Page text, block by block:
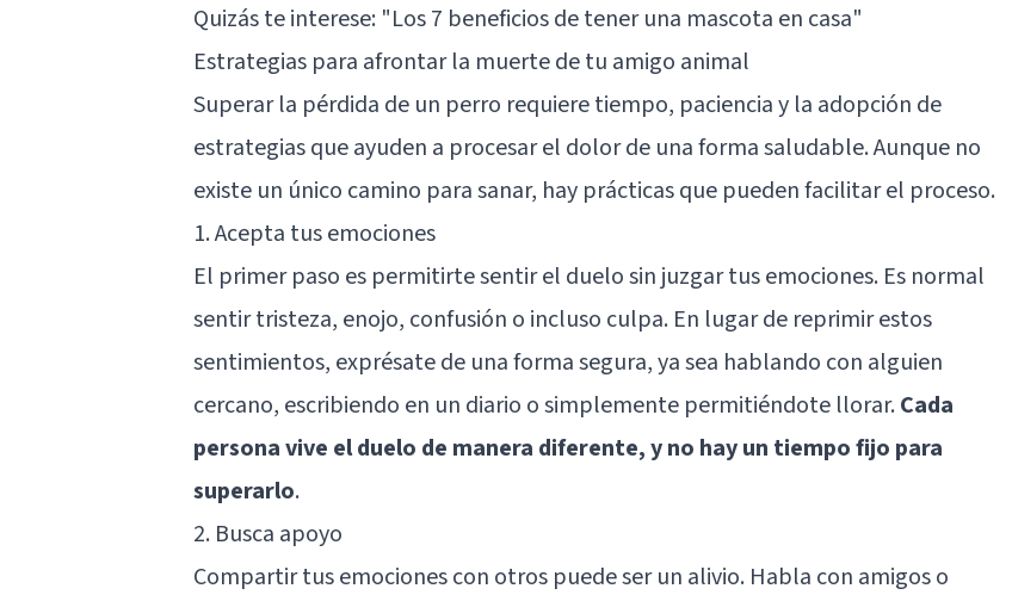
Quizás te interese: "Los 7 beneficios de tener una mascota en casa"
Estrategias para afrontar la muerte de tu amigo animal
Superar la pérdida de un perro requiere tiempo, paciencia y la adopción de
estrategias que ayuden a procesar el dolor de una forma saludable. Aunque no
existe un único camino para sanar, hay prácticas que pueden facilitar el proceso.
1. Acepta tus emociones
El primer paso es permitirte sentir el duelo sin juzgar tus emociones. Es normal
sentir tristeza, enojo, confusión o incluso culpa. En lugar de reprimir estos
sentimientos, exprésate de una forma segura, ya sea hablando con alguien
cercano, escribiendo en un diario o simplemente permitiéndote llorar.Cada
persona vive el duelo de manera diferente, y no hay un tiempo fijo para
superarlo.
2. Busca apoyo
Compartir tus emociones con otros puede ser un alivio. Habla con amigos o